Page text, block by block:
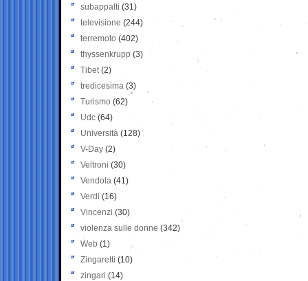
subappalti (31)
televisione(244)
terremoto (402)
thyssenkrupp (3)
Tibet(2)
tredicesima (3)
Turismo (62)
Udc (64)
Università (128)
V-Day (2)
Veltroni (30)
Vendola (41)
Verdi (16)
Vincenzi (30)
violenza sulle donne (342)
Web (1)
Zingaretti (10)
zingari (14)